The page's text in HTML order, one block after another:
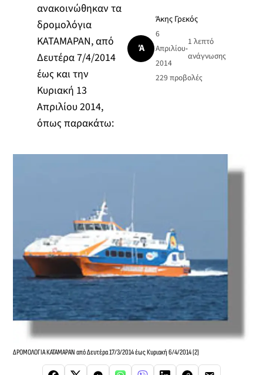
ανακοινώθηκαν τα
δρομολόγια
ΚΑΤΑΜΑΡΑΝ, από
Δευτέρα 7/4/2014
έως και την
Κυριακή 13
Απριλίου 2014,
όπως παρακάτω:
Ά
Άκης Γρεκός
6
Απριλίου
2014
•
1 λεπτό
ανάγνωσης
229 προβολές
ΔΡΟΜΟΛΟΓΙΑ ΚΑΤΑΜΑΡΑΝ από Δευτέρα 17/3/2014 έως Κυριακή 6/4/2014 (2)